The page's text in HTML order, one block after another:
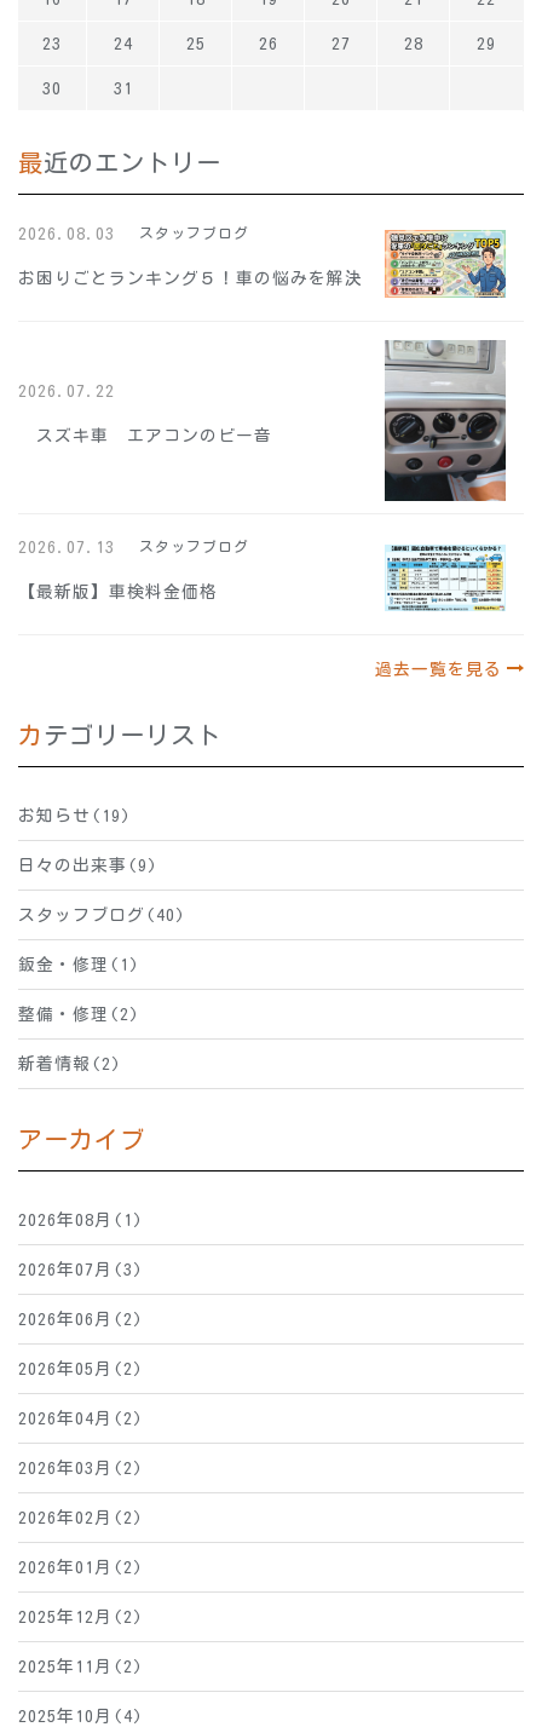
23 24 25 26 27 28 29
30 31
最近のエントリー
2026.08.03 スタッフブログ
お困りごとランキング５！車の悩みを解決
2026.07.22
スズキ車 エアコンのビー音
2026.07.13 スタッフブログ
【最新版】車検料金価格
過去一覧を見る
カテゴリーリスト
お知らせ(19)
日々の出来事(9)
スタッフブログ(40)
鈑金・修理(1)
整備・修理(2)
新着情報(2)
アーカイブ
2026年08月(1)
2026年07月(3)
2026年06月(2)
2026年05月(2)
2026年04月(2)
2026年03月(2)
2026年02月(2)
2026年01月(2)
2025年12月(2)
2025年11月(2)
2025年10月(4)